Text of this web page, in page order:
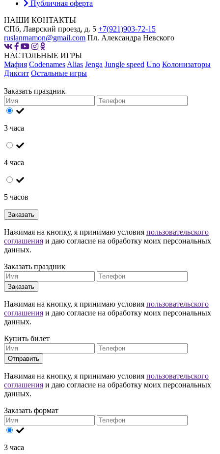
Публичная оферта
НАШИ КОНТАКТЫ
СПб, Лаврский проезд, д. 5 +7(921)903-72-15
ruslanmamon@gmail.com Пл. Александра Невского
НАСТОЛЬНЫЕ ИГРЫ
Мафия Codenames Alias Jenga Jungle speed Uno Колонизаторы
Диксит Остальные игры
Заказать праздник
3 часа
4 часа
5 часов
Заказать
Нажимая на кнопку, я принимаю условия пользовательского
соглашения и даю согласие на обработку моих персональных
данных.
Заказать праздник
Заказать
Нажимая на кнопку, я принимаю условия пользовательского
соглашения и даю согласие на обработку моих персональных
данных.
Купить билет
Отправить
Нажимая на кнопку, я принимаю условия пользовательского
соглашения и даю согласие на обработку моих персональных
данных.
Заказать формат
3 часа